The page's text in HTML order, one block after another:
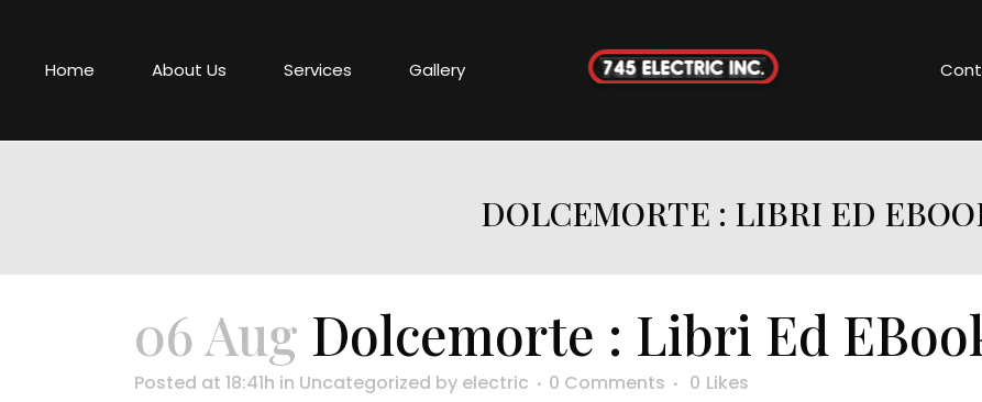
Home About Us Services Gallery
DOLCEMORTE : LIBRI ED
06 Aug Dolcemorte : Libri Ed
Posted at 18:41h in Uncategorized by electric 0 Comments 0 Likes